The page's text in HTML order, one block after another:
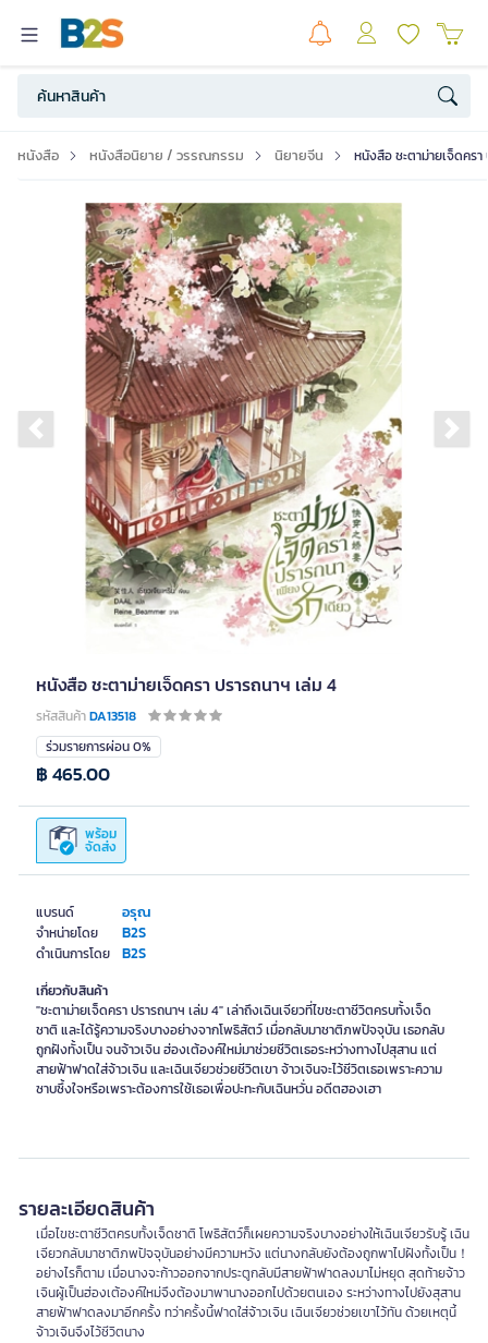
หนังสือ หนังสือนิยาย / วรรณกรรม นิยายจีน หนังสือ ชะตาม่ายเจ็ดครา
Previous slide
หนังสือ ชะตาม่ายเจ็ดครา ปรารถนาฯ เล่ม 4
รหัสสินค้าDA13518
แบรนด์ อรุณ
จำหน่ายโดย B2S
ดำเนินการโดย B2S
ร่วมรายการผ่อน 0%
พร้อม
จัดส่ง
฿ 465.00
เกี่ยวกับสินค้า
"ชะตาม่ายเจ็ดครา ปรารถนาฯ เล่ม 4" เล่าถึงเฉินเจียวที่ไขชะตาชีวิตครบทั้งเจ็ด
ชาติ และได้รู้ความจริงบางอย่างจากโพธิสัตว์ เมื่อกลับมาชาติภพปัจจุบัน เธอกลับ
ถูกฝังทั้งเป็น จนจ้าวเจิน ฮ่องเต้องค์ใหม่มาช่วยชีวิตเธอระหว่างทางไปสุสาน แต่
สายฟ้าฟาดใส่จ้าวเจิน และเฉินเจียวช่วยชีวิตเขา จ้าวเจินจะไว้ชีวิตเธอเพราะความ
ซาบซึ้งใจหรือเพราะต้องการใช้เธอเพื่อปะทะกับเฉินหวั่น อดีตฮองเฮา
รายละเอียดสินค้า
เมื่อไขชะตาชีวิตครบทั้งเจ็ดชาติ โพธิสัตว์ก็เผยความจริงบางอย่างให้เฉินเจียวรับรู้ เฉิน
เจียวกลับมาชาติภพปัจจุบันอย่างมีความหวัง แต่นางกลับยังต้องถูกพาไปฝังทั้งเป็น！
อย่างไรก็ตาม เมื่อนางจะก้าวออกจากประตูกลับมีสายฟ้าฟาดลงมาไม่หยุด สุดท้ายจ้าว
เจินผู้เป็นฮ่องเต้องค์ใหม่จึงต้องมาพานางออกไปด้วยตนเอง ระหว่างทางไปยังสุสาน
สายฟ้าฟาดลงมาอีกครั้ง ทว่าครั้งนี้ฟาดใส่จ้าวเจิน เฉินเจียวช่วยเขาไว้ทัน ด้วยเหตุนี้
จ้าวเจินจึงไว้ชีวิตนาง